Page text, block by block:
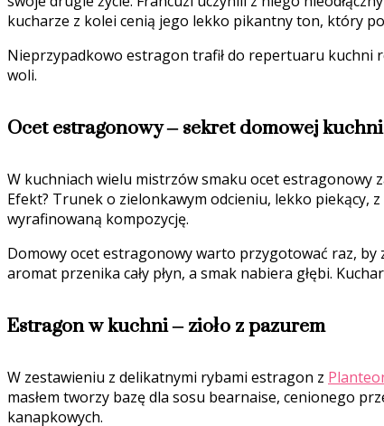
kucharze z kolei cenią jego lekko pikantny ton, który
Nieprzypadkowo estragon trafił do repertuaru kuchni
woli.
Ocet estragonowy – sekret domowej
W kuchniach wielu mistrzów smaku ocet estragonowy
Efekt? Trunek o zielonkawym odcieniu, lekko piekący,
wyrafinowaną kompozycję.
Domowy ocet estragonowy warto przygotować raz, by
aromat przenika cały płyn, a smak nabiera głębi.
Estragon w kuchni – zioło z pazurem
W zestawieniu z delikatnymi rybami estragon z
masłem tworzy bazę dla sosu bearnaise, cenionego
kanapkowych.